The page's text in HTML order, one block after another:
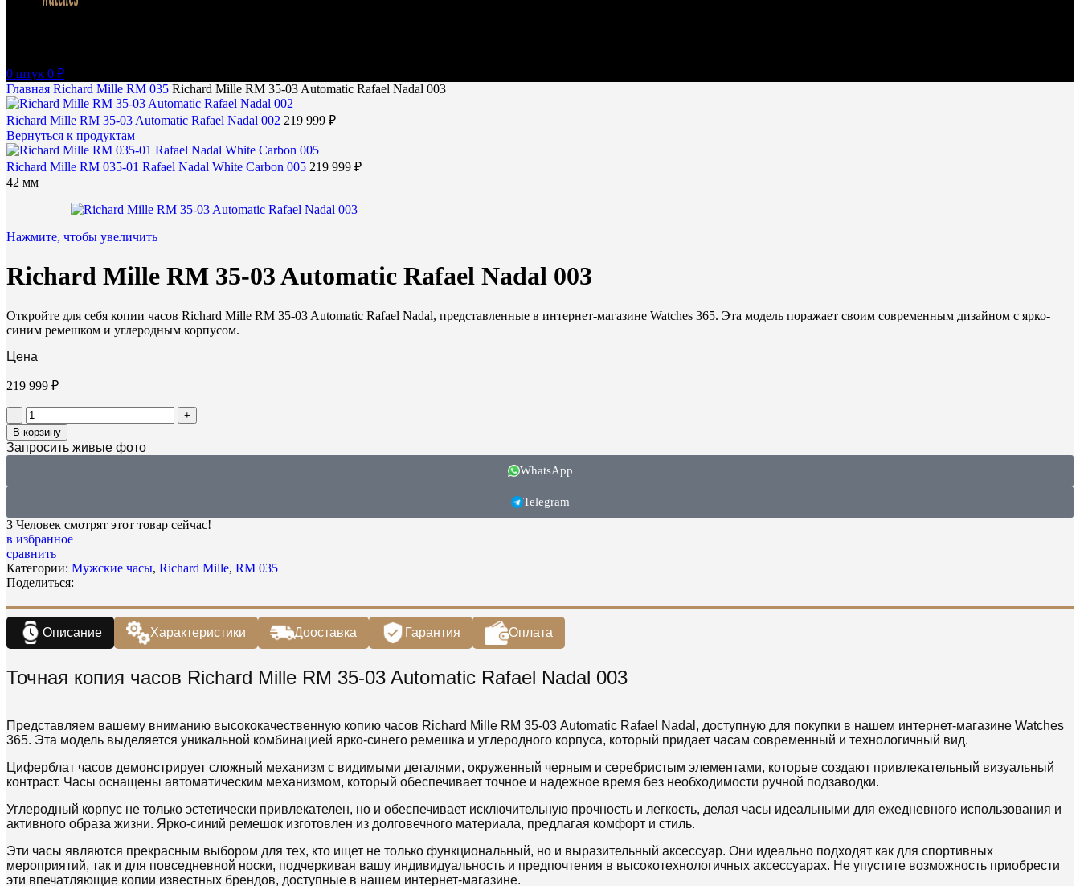
0 штук 0 ₽
Главная Richard Mille RM 035 Richard Mille RM 35-03 Automatic Rafael Nadal 003
Richard Mille RM 35-03 Automatic Rafael Nadal 002 219 999 ₽
Вернуться к продуктам
Richard Mille RM 035-01 Rafael Nadal White Carbon 005 219 999 ₽
42 мм
Нажмите, чтобы увеличить
Richard Mille RM 35-03 Automatic Rafael Nadal 003
Откройте для себя копии часов Richard Mille RM 35-03 Automatic Rafael Nadal, представленные в интернет-магазине Watches 365. Эта модель поражает своим современным дизайном с ярко-
синим ремешком и углеродным корпусом.
Цена
219 999 ₽
В корзину
Запросить живые фото
WhatsApp
Telegram
3 Человек смотрят этот товар сейчас!
в избранное
сравнить
Категории: Мужские часы, Richard Mille, RM 035
Поделиться:
Описание Характеристики Дооставка Гарантия Оплата
Точная копия часов Richard Mille RM 35-03 Automatic Rafael Nadal 003
Представляем вашему вниманию высококачественную копию часов Richard Mille RM 35-03 Automatic Rafael Nadal, доступную для покупки в нашем интернет-магазине Watches
365. Эта модель выделяется уникальной комбинацией ярко-синего ремешка и углеродного корпуса, который придает часам современный и технологичный вид.
Циферблат часов демонстрирует сложный механизм с видимыми деталями, окруженный черным и серебристым элементами, которые создают привлекательный визуальный
контраст. Часы оснащены автоматическим механизмом, который обеспечивает точное и надежное время без необходимости ручной подзаводки.
Углеродный корпус не только эстетически привлекателен, но и обеспечивает исключительную прочность и легкость, делая часы идеальными для ежедневного использования и
активного образа жизни. Ярко-синий ремешок изготовлен из долговечного материала, предлагая комфорт и стиль.
Эти часы являются прекрасным выбором для тех, кто ищет не только функциональный, но и выразительный аксессуар. Они идеально подходят как для спортивных
мероприятий, так и для повседневной носки, подчеркивая вашу индивидуальность и предпочтения в высокотехнологичных аксессуарах. Не упустите возможность приобрести
эти впечатляющие копии известных брендов, доступные в нашем интернет-магазине.